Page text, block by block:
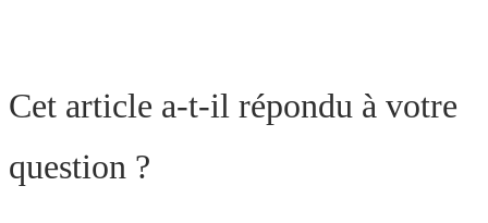
Cet article a-t-il répondu à votre
question ?